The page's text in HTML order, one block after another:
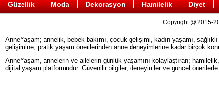
Güzellik Moda Dekorasyon Hamilelik Diyet
Copyright @ 2015-
AnneYaşam; annelik, bebek bakımı, çocuk gelişimi, kadın yaşamı,
gelişimine, pratik yaşam önerilerinden anne deneyimlerine kadar birçok
AnneYaşam, annelerin ve ailelerin günlük yaşamını kolaylaştıran;
dijital yaşam platformudur. Güvenilir bilgiler, deneyimler ve güncel